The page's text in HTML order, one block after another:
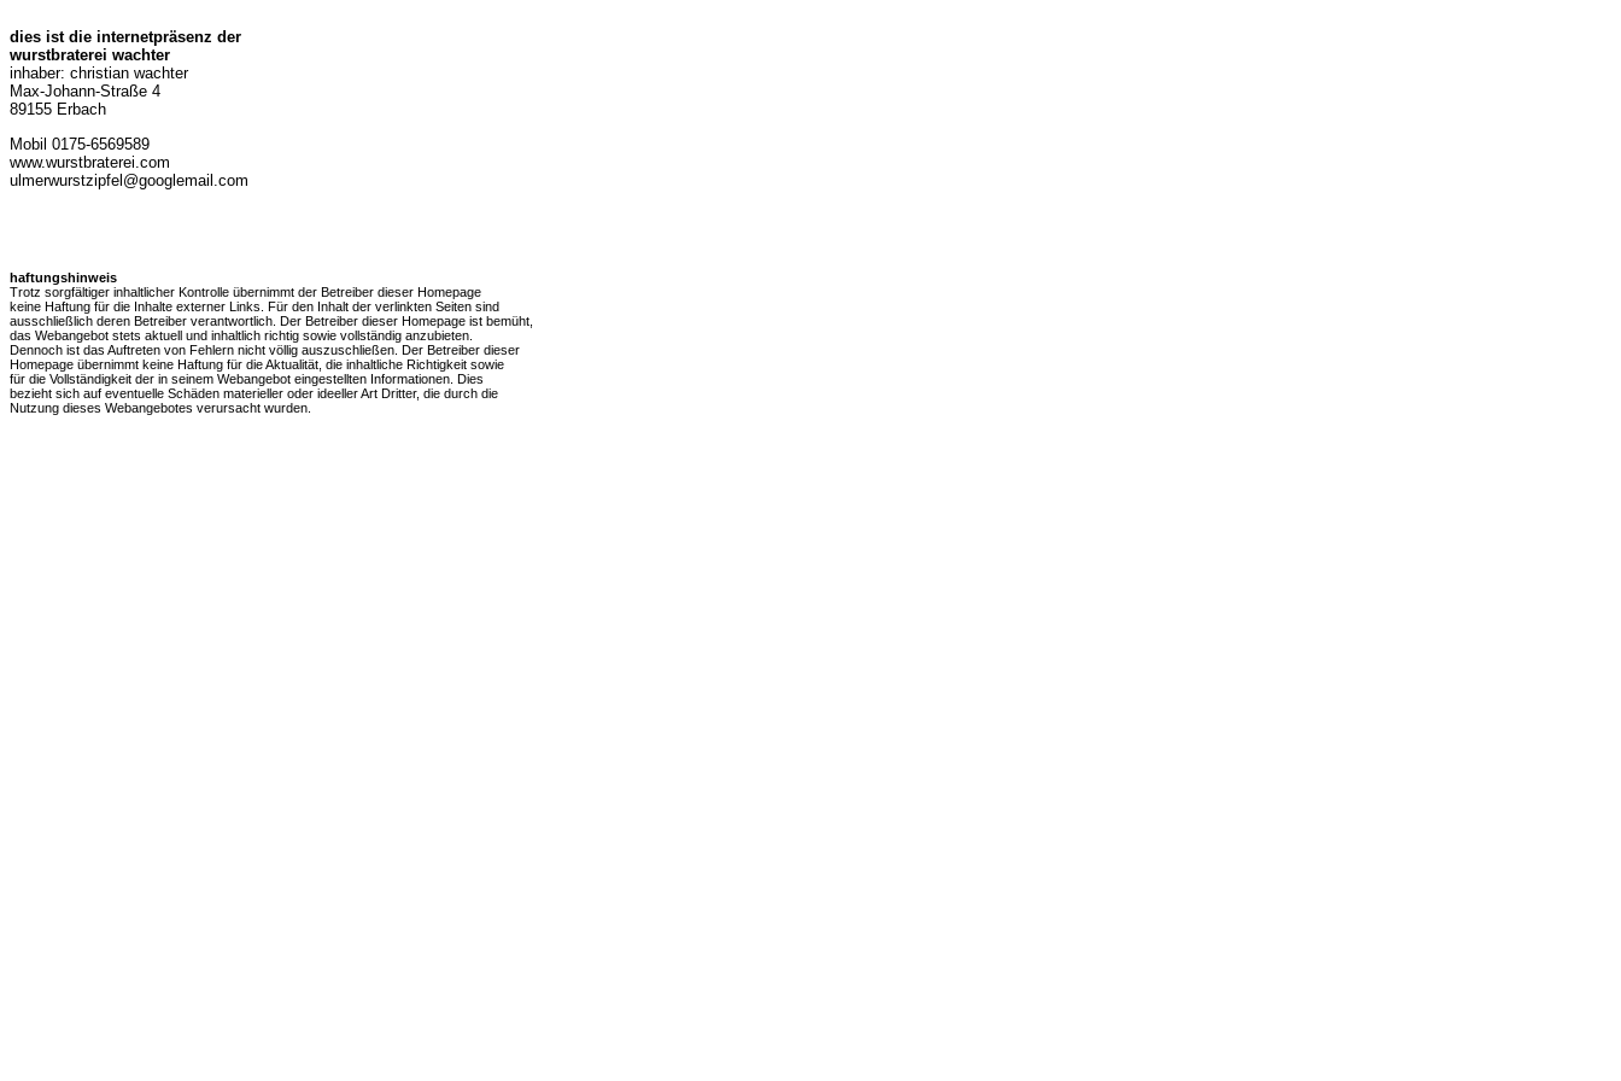
dies ist die internetpräsenz der
wurstbraterei wachter
inhaber: christian wachter
Max-Johann-Straße 4
89155 Erbach
Mobil 0175-6569589
www.wurstbraterei.com
ulmerwurstzipfel@googlemail.com
haftungshinweis
Trotz sorgfältiger inhaltlicher Kontrolle übernimmt der Betreiber dieser Homepage
keine Haftung für die Inhalte externer Links. Für den Inhalt der verlinkten Seiten sind
ausschließlich deren Betreiber verantwortlich. Der Betreiber dieser Homepage ist bemüht,
das Webangebot stets aktuell und inhaltlich richtig sowie vollständig anzubieten.
Dennoch ist das Auftreten von Fehlern nicht völlig auszuschließen. Der Betreiber dieser
Homepage übernimmt keine Haftung für die Aktualität, die inhaltliche Richtigkeit sowie
für die Vollständigkeit der in seinem Webangebot eingestellten Informationen. Dies
bezieht sich auf eventuelle Schäden materieller oder ideeller Art Dritter, die durch die
Nutzung dieses Webangebotes verursacht wurden.